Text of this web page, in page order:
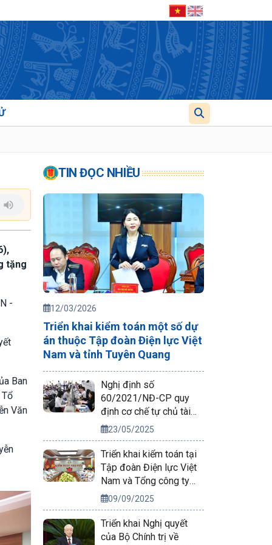
tặng
-
Ban
Tổ
Văn
TIN ĐỌC NHIỀU
12/03/2026
Triển khai kiểm toán một số dự
án thuộc Tập đoàn Điện lực Việt
Nam và tỉnh Tuyên Quang
Nghị định số
60/2021/NĐ-CP quy
định cơ chế tự chủ tài
chính của đơn vị sự
nghiệp công lập
23/05/2025
Triển khai kiểm toán tại
Tập đoàn Điện lực Việt
Nam và Tổng công ty
Phát điện 2
09/09/2025
Triển khai Nghị quyết
của Bộ Chính trị về